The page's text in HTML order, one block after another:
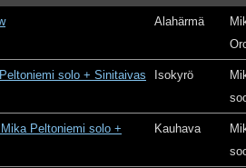
Alahärmä
solo + Sinitaivas Isokyrö
Peltoniemi solo +
Kauhava